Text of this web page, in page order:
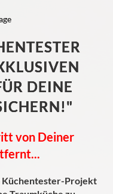
DEINE
von Deiner
Küchentester-Projekt